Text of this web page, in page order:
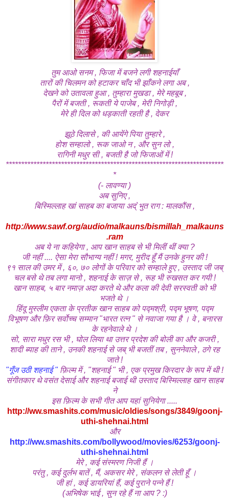
तुम आओ सनम , फिजा में बजने लगी शहनाईयाँ
तारों की चिलमन को हटाकर चाँद भी झाँकने लगा अब ,
देखने को उतावला हुआ , तुम्हारा मुखडा , मेरे महबूब ,
पैरों में बजती , रूकती ये पाजेब , मेरी निगोड़ी ,
मेरे ही दिल को धड़काती रहती है , देकर
झूठे दिलासे , की आयेंगे पिया तुम्हारे ,
होश सम्हालो , रूक जाओ न , और सुन लो ,
रागिनी मधुर सी , बजती है जो फिजाओं में !
***********************************************************************
*
(- लावण्या )
अबसुनिए ,
बिस्मिल्लाह खां साहब का बजाया अद्`भुत राग : मालकौंस ,
http://www.sawf.org/audio/malkauns/bismillah_malkauns
.ram
अब ये ना कहियेगा , आप खान साहब से भी मिलीं थीं क्या ?
जी नहीं .... ऐसा मेरा सौभाग्य नहीं ! मगर, मुरीद हूँ मैं उनके हुनर की !
९१ साल की उमर में , ६०, ७० लोगों के परिवार को सम्हाले हुए , उस्ताद जी जब्
चल बसे थे तब लगा मानो , शहनाई के साज़ से , रूह भी रुखसत कर गयी !
खान साहब, ५ बार नमाज़ अदा करते थे और कला की देवी सरस्वती को भी
भजते थे ।
हिंदू मुस्लीम एकता के प्रतीक खान साहबको पद्मश्री, पद्म भूषण, पद्म
विभूषण और फ़िर सर्वोच्च सम्मान "भारत रत्न " से नवाजा गया है । वे , बनारस
के रहनेवाले थे ।
सो, सारा मधुर रस भी , घोल लिया था उत्तर प्रदेश की बोली का और कजरी ,
शादी ब्याह की ताने , उनकी शहनाई से जब् भी बजतीं तब , सुननेवाले , ठगे रह
जाते !
"गूँज उठी शहनाई "फ़िल्म में , "शहनाई " भी , एक प्रमुख किरदार के रूप में थी !
संगीतकार थे वसंत देसाई और शहनाई बजाई थी उस्ताद बिस्मिल्लाह खान साहब
ने
इस फ़िल्म के सभी गीत आप यहां सुनियेगा .....
http://ww.smashits.com/music/oldies/songs/3849/goonj-
uthi-shehnai.html
और
http://ww.smashits.com/bollywood/movies/6253/goonj-
uthi-shehnai.html
मेरे , कई संस्मरण निजी हैं ।
परंतु , कई दुर्लभ बातें , मैं, अकसर मेरे , संकलन से लेती हूँ ।
जी हां , कई डायरियां हैं, कई पुराने पन्ने हैं !
(अभिषेकभाई , सुन रहे हैं ना आप ? :)